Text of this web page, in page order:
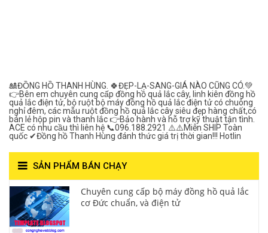
🎎ĐỒNG HỒ THANH HÙNG. 🍀ĐẸP-LẠ-SANG-GIÁ NÀO CŨNG CÓ.💚
👉Bên em chuyên cung cấp đồng hồ quả lắc cây, linh kiên đồng hồ
quả lắc điện tử, bộ ruột bộ máy đồng hồ quả lắc điện tử có chuông
nghỉ đêm, các mẫu ruột đồng hồ quả lắc cây siêu đẹp hàng chất,có
bán lẻ hộp pin và thanh lắc 👉Bảo hành và hỗ trợ kỹ thuật tận tình.
ACE có nhu cầu thì liên hệ 📞096.188.2921 ⚠️⚠️Miễn SHIP Toàn
quốc ✔Đồng hồ Thanh Hùng đánh thức giá trị thời gian!!! Hotlin
SẢN PHẨM BÁN CHẠY
Chuyên cung cấp bộ máy đồng hồ quả lắc
cơ Đức chuẩn, và điện tử